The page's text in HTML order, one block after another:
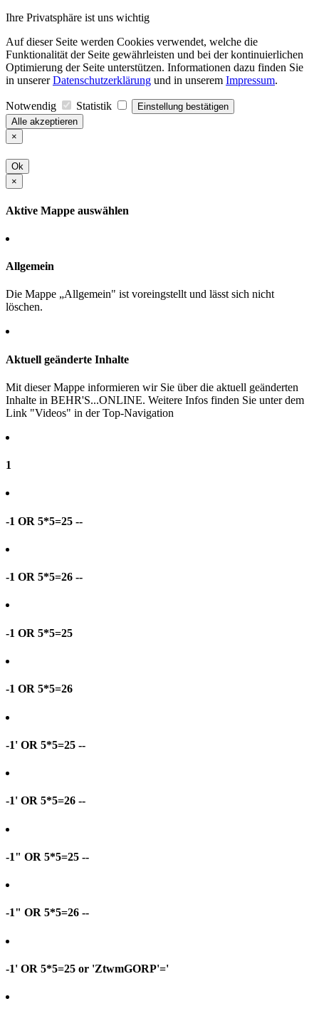
Ihre Privatsphäre ist uns wichtig
Auf dieser Seite werden Cookies verwendet, welche die
Funktionalität der Seite gewährleisten und bei der kontinuierlichen
Optimierung der Seite unterstützen. Informationen dazu finden Sie
in unsererDatenschutzerklärung und in unserem Impressum.
Notwendig Statistik
Einstellung bestätigen
Alle akzeptieren
×
Ok
×
Aktive Mappe auswählen
Allgemein
Die Mappe „Allgemein" ist voreingstellt und lässt sich nicht
löschen.
Aktuell geänderte Inhalte
Mit dieser Mappe informieren wir Sie über die aktuell geänderten
Inhalte in BEHR'S...ONLINE. Weitere Infos finden Sie unter dem
Link "Videos" in der Top-Navigation
1
-1 OR 5*5=25 --
-1 OR 5*5=26 --
-1 OR 5*5=25
-1 OR 5*5=26
-1' OR 5*5=25 --
-1' OR 5*5=26 --
-1" OR 5*5=25 --
-1" OR 5*5=26 --
-1' OR 5*5=25 or 'ZtwmGORP'='